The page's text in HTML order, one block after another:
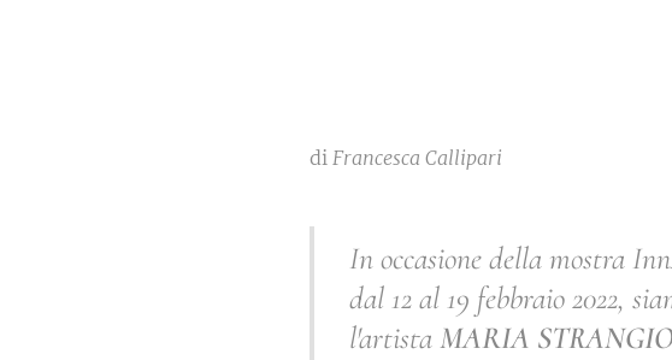
di Francesca Callipari
In occasione della mostra
dal 12 al 19 febbraio 2022,
l'artistaMARIA